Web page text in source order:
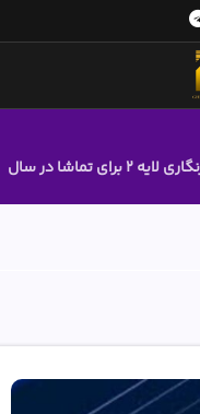
10 پروژه برتر رمزنگاری لایه 2 برای تماشا در سال